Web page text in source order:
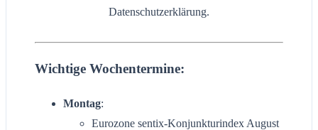
Datenschutzerklärung.
Wichtige Wochentermine:
Montag:
Eurozone sentix-Konjunkturindex August